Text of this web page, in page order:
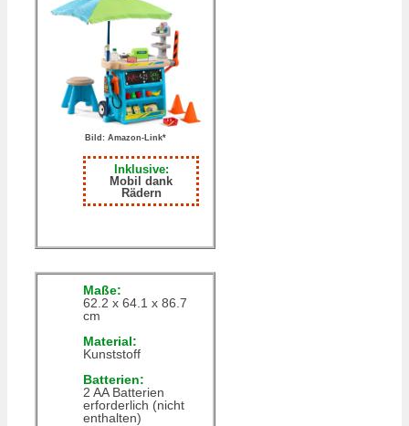
Bild: Amazon-Link*
Inklusive:
Mobil dank
Rädern
Maße:
62.2 x 64.1 x 86.7
cm
Material:
Kunststoff
Batterien:
2 AA Batterien
erforderlich (nicht
enthalten)